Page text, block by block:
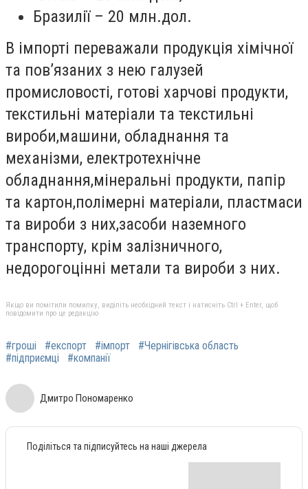
Бразилії – 20 млн.дол.
В імпорті переважали продукція хімічної
та пов’язаних з нею галузей
промисловості, готові харчові продукти,
текстильні матеріали та текстильні
вироби,машини, обладнання та
механізми, електротехнічне
обладнання,мінеральні продукти, папір
та картон,полімерні матеріали, пластмаси
та вироби з них,засоби наземного
транспорту, крім залізничного,
недорогоцінні метали та вироби з них.
Якщо ви помітили помилку, виділіть необхідний текст і натисніть Ctrl + Enter, щоб
повідомити про це редакцію
#гроші #експорт #імпорт
#Чернігівська область
#підприємці
#компанії
Дмитро Пономаренко
Поділіться та підписуйтесь на наші джерела